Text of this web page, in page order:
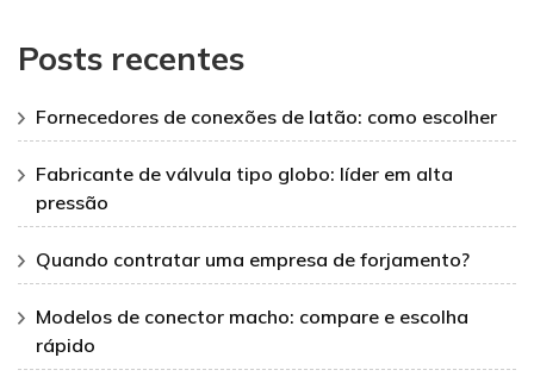
Posts recentes
Fornecedores de conexões de latão: como escolher
Fabricante de válvula tipo globo: líder em alta
pressão
Quando contratar uma empresa de forjamento?
Modelos de conector macho: compare e escolha
rápido